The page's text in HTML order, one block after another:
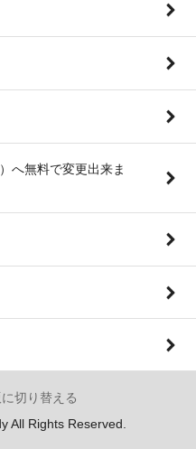
へ無料で変更出来ま
切り替える
All Rights Reserved.